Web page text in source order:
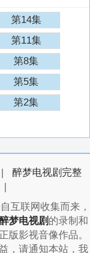
排序： 降序
第14集
第11集
第8集
第5集
第2集
|
醉梦电视剧完整
|
互联网收集而来，
梦电视剧 的录制和
版影视音像作品。
，请通知本站，我